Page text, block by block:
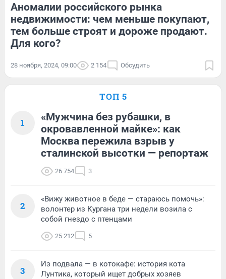
Аномалии российского рынка
недвижимости: чем меньше покупают,
тем больше строят и дороже продают.
Для кого?
28 ноября, 2024, 09:00 2 154 Обсудить
ТОП 5
1
«Мужчина без рубашки, в
окровавленной майке»: как
Москва пережила взрыв у
сталинской высотки — репортаж
26 754 3
2
«Вижу животное в беде — стараюсь помочь»:
волонтер из Кургана три недели возила с
собой гнездо с птенцами
25 212 5
3
Из подвала — в котокафе: история кота
Лунтика, который ищет добрых хозяев